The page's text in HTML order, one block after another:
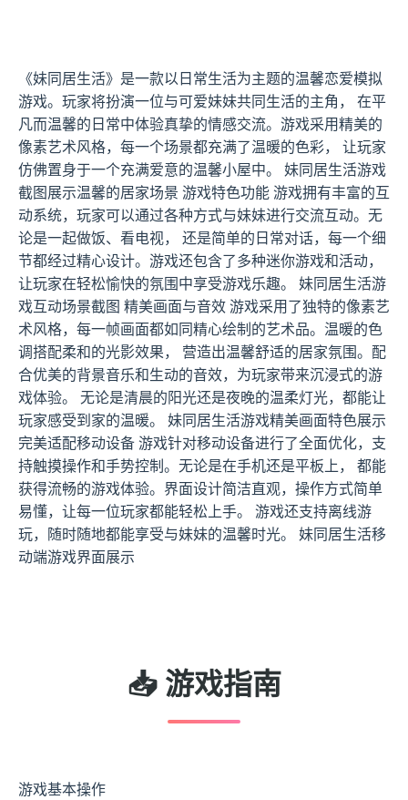
《妹同居生活》是一款以日常生活为主题的温馨恋爱模拟
游戏。玩家将扮演一位与可爱妹妹共同生活的主角， 在平
凡而温馨的日常中体验真挚的情感交流。游戏采用精美的
像素艺术风格，每一个场景都充满了温暖的色彩， 让玩家
仿佛置身于一个充满爱意的温馨小屋中。 妹同居生活游戏
截图展示温馨的居家场景 游戏特色功能 游戏拥有丰富的互
动系统，玩家可以通过各种方式与妹妹进行交流互动。无
论是一起做饭、看电视， 还是简单的日常对话，每一个细
节都经过精心设计。游戏还包含了多种迷你游戏和活动，
让玩家在轻松愉快的氛围中享受游戏乐趣。 妹同居生活游
戏互动场景截图 精美画面与音效 游戏采用了独特的像素艺
术风格，每一帧画面都如同精心绘制的艺术品。温暖的色
调搭配柔和的光影效果， 营造出温馨舒适的居家氛围。配
合优美的背景音乐和生动的音效，为玩家带来沉浸式的游
戏体验。 无论是清晨的阳光还是夜晚的温柔灯光，都能让
玩家感受到家的温暖。 妹同居生活游戏精美画面特色展示
完美适配移动设备 游戏针对移动设备进行了全面优化，支
持触摸操作和手势控制。无论是在手机还是平板上， 都能
获得流畅的游戏体验。界面设计简洁直观，操作方式简单
易懂，让每一位玩家都能轻松上手。 游戏还支持离线游
玩，随时随地都能享受与妹妹的温馨时光。 妹同居生活移
动端游戏界面展示
📥 游戏指南
游戏基本操作